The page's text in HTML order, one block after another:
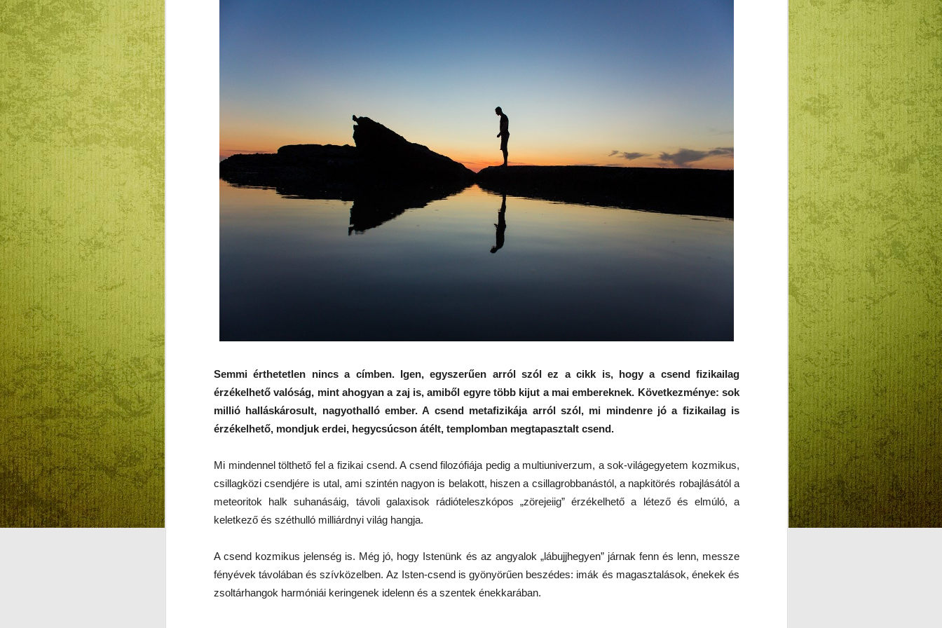
Semmi érthetetlen nincs a címben. Igen, egyszerűen arról szól ez a cikk is, hogy a csend fizikailag
érzékelhető valóság, mint ahogyan a zaj is, amiből egyre több kijut a mai embereknek. Következménye: sok
millió halláskárosult, nagyothalló ember. A csend metafizikája arról szól, mi mindenre jó a fizikailag is
érzékelhető, mondjuk erdei, hegycsúcson átélt, templomban megtapasztalt csend.
Mi mindennel tölthető fel a fizikai csend. A csend filozófiája pedig a multiuniverzum, a sok-világegyetem kozmikus,
csillagközi csendjére is utal, ami szintén nagyon is belakott, hiszen a csillagrobbanástól, a napkitörés robajlásától a
meteoritok halk suhanásáig, távoli galaxisok rádióteleszkópos „zörejeiig” érzékelhető a létező és elmúló, a
keletkező és széthulló milliárdnyi világ hangja.
A csend kozmikus jelenség is. Még jó, hogy Istenünk és az angyalok „lábujjhegyen” járnak fenn és lenn, messze
fényévek távolában és szívközelben. Az Isten-csend is gyönyörűen beszédes: imák és magasztalások, énekek és
zsoltárhangok harmóniái keringenek idelenn és a szentek énekkarában.
Hosszútávon is hasznunkra válhat, hogy ha megpróbáljuk
átprogramozni napi rutinjainkat. Valóságos felszabadulás-élmény,
megkönnyebbülés, felderülés lehet a napi verkliből vagy
AUG
5
BESZÉLŐ KÉPEK
HÁROM NYELVEN:
SZENTLÉLEK ÉLŐ
INTELLIGENCIÁRÓL
MESTERSÉGES
INTELLIGENCIÁRÓL
GYEREKEKNEK,
FELNŐTTEKNEK
BESZÉLŐ KÉPEK:
INTELLIGENCIÁRÓL KONTRA
MESTERSÉGES
INTELLIGENCIÁRÓL
GYEREKEKNEK,
4
BESZÉLŐ KÉPEK:
SZENTLÉLEK ÉLŐ
INTELLIGENCIÁRÓL
KONTRA
INTELLIGENCIÁRÓL
GYEREKEKNEK,
FELNŐTTEKNEK,
CSALÁDOKNAK (2.)
van mindannyiunknak az
elidegenülés ellen ható Isten-adta
klasszikus bibliai hármasra: élő
4
Beszélő képek:
Szentlélek
intelligenciáról kontra
Mesterséges
felnőtteknek,
gyermekeknek
3
SZÜLETÉSNAPI
KÖSZÖNTŐ -
ELHOZTAD
SZENTSÉG-ILLATÁT
SZÜLETÉSNAPI KÖSZÖNTŐ
ELHOZTAD SOK KÁRPÁT-HAZAI
ILLATÁT
Kedves Klaudia! Két
AUG
3
MI MÁR ILYEN CSALÁD VAGYUNK – KIVIRÁGZIK A
SZÓ LELKÜNKBEN ÉS LAPTOPUNKON IS
MI MÁR ILYEN CSALÁD VAGYUNK – KIVIRÁGZIK A SZÓ
LELKÜNKBEN ÉS LAPTOPUNKON IS